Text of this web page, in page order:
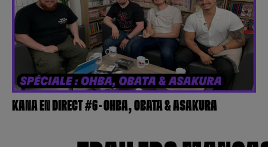
KANA EN DIRECT #6 – OHBA, OBATA & ASAKURA